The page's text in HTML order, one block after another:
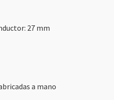
27 mm
a mano